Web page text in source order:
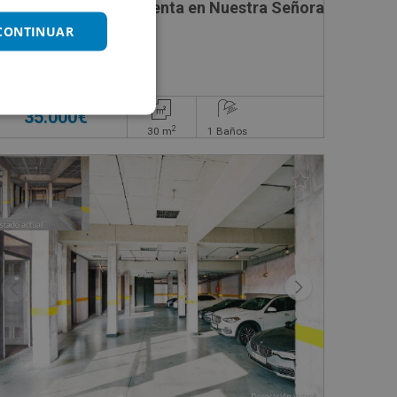
, 31
Comercial en venta en Nuestra Señora de
35.000€
30 m2 1 Baños